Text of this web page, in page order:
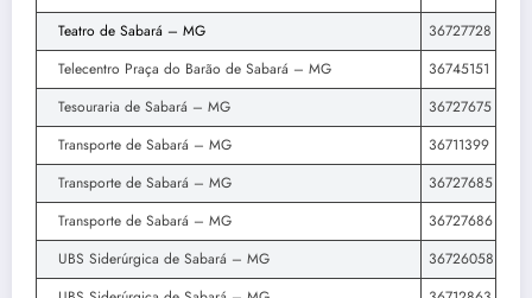
Teatro de Sabará – MG
36727728
Telecentro Praça do Barão de Sabará – MG
36745151
Tesouraria de Sabará – MG
36727675
Transporte de Sabará – MG
36711399
Transporte de Sabará – MG
36727685
Transporte de Sabará – MG
36727686
UBS Siderúrgica de Sabará – MG
36726058